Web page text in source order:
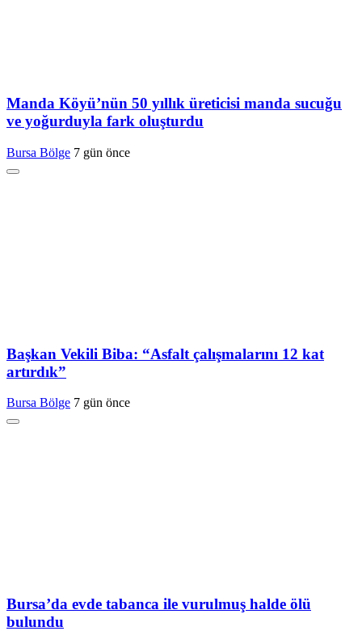
Manda Köyü’nün 50 yıllık üreticisi manda sucuğu
ve yoğurduyla fark oluşturdu
Bursa Bölge 7 gün önce
Başkan Vekili Biba: “Asfalt çalışmalarını 12 kat
artırdık”
Bursa Bölge 7 gün önce
Bursa’da evde tabanca ile vurulmuş halde ölü
bulundu